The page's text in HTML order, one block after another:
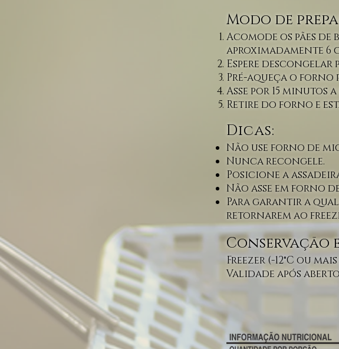
Modo de
Acomode os pães
aproximadamente 6
Espere
Pré-aqueça o forno
Asse por 15 minutos
Retire do forno e
Dicas:
Não use forno de
Nunca recongele.
Posicione a
Não asse em forno
Para garantir a
retornarem ao
Conservação
Freezer (-12°C ou
Validade após